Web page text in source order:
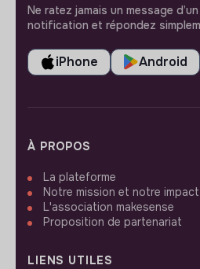
Ne ratez jamais un message
notification et répondez
iPhone Android
À PROPOS
La plateforme
Notre mission et notre impact
L'association makesense
Proposition de partenariat
LIENS UTILES